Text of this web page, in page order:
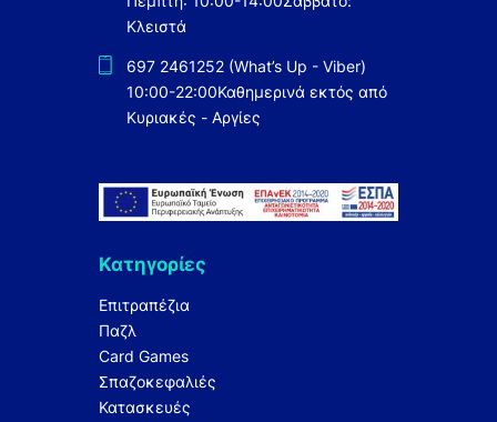
Κλειστά
697 2461252 (What’s Up - Viber)
10:00-22:00Καθημερινά εκτός από
Κυριακές - Αργίες
Κατηγορίες
Επιτραπέζια
Παζλ
Card Games
Σπαζοκεφαλιές
Κατασκευές